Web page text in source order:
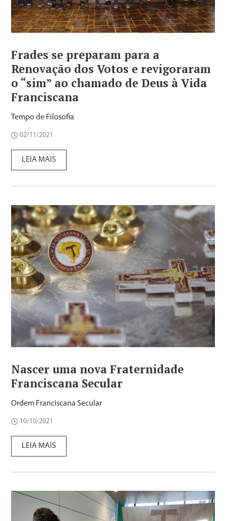
Frades se preparam para a
Renovação dos Votos e revigoraram
o “sim” ao chamado de Deus à Vida
Franciscana
Tempo de Filosofia
02/11/2021
LEIA MAIS
Nascer uma nova Fraternidade
Franciscana Secular
Ordem Franciscana Secular
10/10/2021
LEIA MAIS